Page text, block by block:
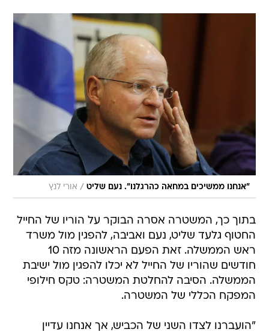
"אנחנו ממשיכים במחאה כהרגלנו". נעם שליט / אורי לנץ
בתוך כך, המשטרה אסרה הבוקר על הוריו של החייל
החטוף גלעד שליט, נעם ואביבה, להפגין מול משרד
ראש הממשלה. זאת הפעם הראשונה מזה 10
חודשים שהוריו של החייל לא יכלו להפגין מול ישיבת
הממשלה. הסיבה להחלטת המשטרה: טקס חילופי
המפקח הכללי של המשטרה.
"הועברנו לצדו השני של הכביש, אך אנחנו עדיין